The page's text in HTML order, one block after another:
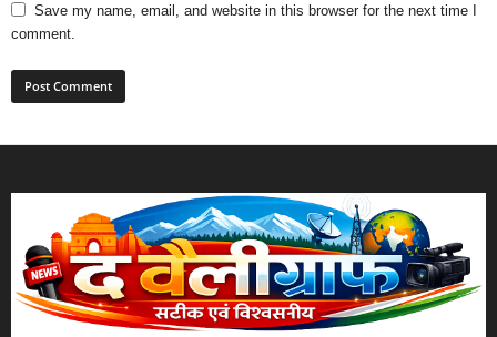
Save my name, email, and website in this browser for the next time I
comment.